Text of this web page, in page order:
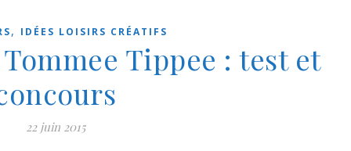
, IDÉES LOISIRS CRÉATIFS
Tippee : test et
22 juin 2015